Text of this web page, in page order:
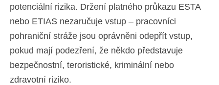
potenciální rizika. Držení platného průkazu ESTA
nebo ETIAS nezaručuje vstup – pracovníci
pohraniční stráže jsou oprávněni odepřít vstup,
pokud mají podezření, že někdo představuje
bezpečnostní, teroristické, kriminální nebo
zdravotní riziko.